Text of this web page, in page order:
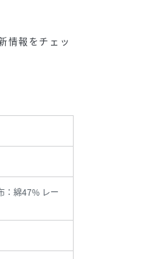
情報をチェッ
綿47% レー